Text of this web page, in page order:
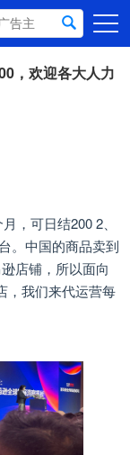
，欢迎各大人力
，可日结200 2、
。中国的商品卖到
店铺，所以面向
，我们来代运营每